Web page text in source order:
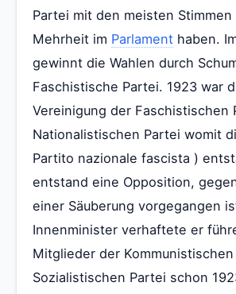
Partei mit den meisten Stimmen
Mehrheit im Parlament haben.
gewinnt die Wahlen durch
Faschistische Partei. 1923 war
Vereinigung der Faschistischen
Nationalistischen Partei womit
Partito nazionale fascista )
entstand eine Opposition,
einer Säuberung vorgegangen
Innenminister verhaftete er
Mitglieder der Kommunistischen
Sozialistischen Partei schon